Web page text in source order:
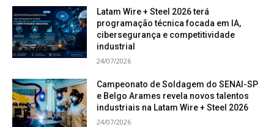
Latam Wire + Steel 2026 terá
programação técnica focada em IA,
cibersegurança e competitividade
industrial
24/07/2026
Campeonato de Soldagem do SENAI-SP
e Belgo Arames revela novos talentos
industriais na Latam Wire + Steel 2026
24/07/2026